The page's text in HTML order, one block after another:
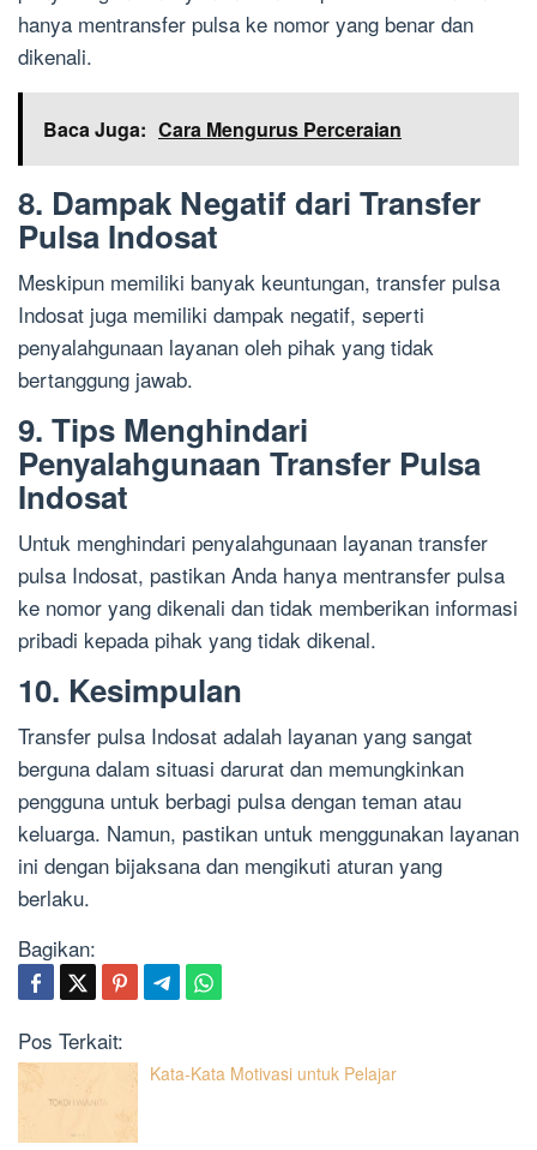
hanya mentransfer pulsa ke nomor yang benar dan
dikenali.
Baca Juga: Cara Mengurus Perceraian
8. Dampak Negatif dari Transfer
Pulsa Indosat
Meskipun memiliki banyak keuntungan, transfer pulsa
Indosat juga memiliki dampak negatif, seperti
penyalahgunaan layanan oleh pihak yang tidak
bertanggung jawab.
9. Tips Menghindari
Penyalahgunaan Transfer Pulsa
Indosat
Untuk menghindari penyalahgunaan layanan transfer
pulsa Indosat, pastikan Anda hanya mentransfer pulsa
ke nomor yang dikenali dan tidak memberikan informasi
pribadi kepada pihak yang tidak dikenal.
10. Kesimpulan
Transfer pulsa Indosat adalah layanan yang sangat
berguna dalam situasi darurat dan memungkinkan
pengguna untuk berbagi pulsa dengan teman atau
keluarga. Namun, pastikan untuk menggunakan layanan
ini dengan bijaksana dan mengikuti aturan yang
berlaku.
Bagikan:
Pos Terkait:
Kata-Kata Motivasi untuk Pelajar